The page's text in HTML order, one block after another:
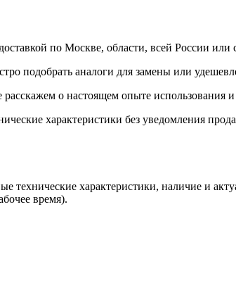
по Москве, области, всей России
подобрать аналоги для замены или
расскажем о настоящем опыте использования
характеристики без уведомления
технические характеристики, наличие и
время).